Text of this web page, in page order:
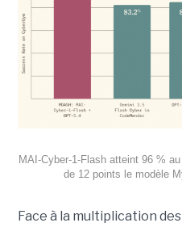
MAI-Cyber-1-Flash atteint 96 %
de 12 points le modèle
Face à la multiplication